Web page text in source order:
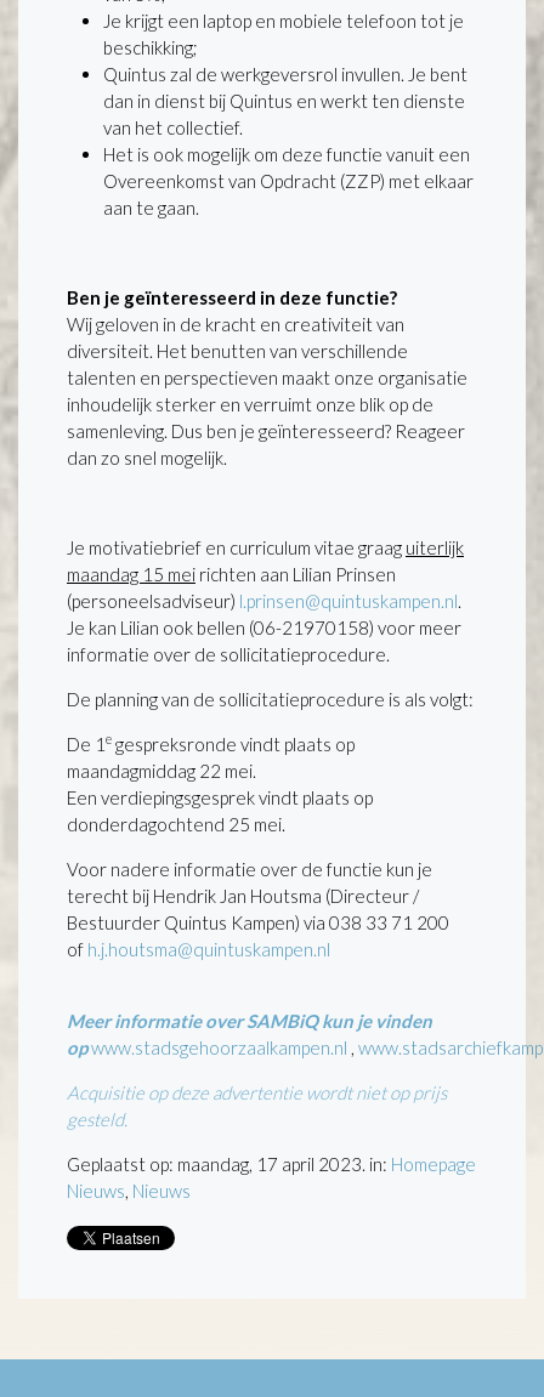
Je krijgt een laptop en mobiele telefoon tot je
beschikking;
Quintus zal de werkgeversrol invullen. Je bent
dan in dienst bij Quintus en werkt ten dienste
van het collectief.
Het is ook mogelijk om deze functie vanuit een
Overeenkomst van Opdracht (ZZP) met elkaar
aan te gaan.
Ben je geïnteresseerd in deze functie?
Wij geloven in de kracht en creativiteit van
diversiteit. Het benutten van verschillende
talenten en perspectieven maakt onze organisatie
inhoudelijk sterker en verruimt onze blik op de
samenleving. Dus ben je geïnteresseerd? Reageer
dan zo snel mogelijk.
Je motivatiebrief en curriculum vitae graag uiterlijk
maandag 15 mei richten aan Lilian Prinsen
(personeelsadviseur) l.prinsen@quintuskampen.nl.
Je kan Lilian ook bellen (06-21970158) voor meer
informatie over de sollicitatieprocedure.
De planning van de sollicitatieprocedure is als volgt:
De 1 e gespreksronde vindt plaats op
maandagmiddag 22 mei.
Een verdiepingsgesprek vindt plaats op
donderdagochtend 25 mei.
Voor nadere informatie over de functie kun je
terecht bij Hendrik Jan Houtsma (Directeur /
Bestuurder Quintus Kampen) via 038 33 71 200
of h.j.houtsma@quintuskampen.nl
Meer informatie over SAMBiQ kun je vinden
opwww.stadsgehoorzaalkampen.nl ,
Acquisitie op deze advertentie wordt niet op prijs
gesteld.
Geplaatst op: maandag, 17 april 2023. in: Homepage
Nieuws, Nieuws